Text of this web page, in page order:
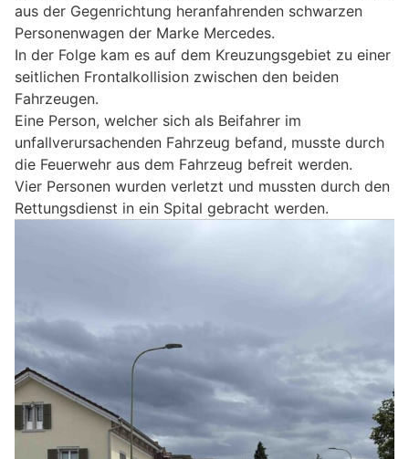
aus der Gegenrichtung heranfahrenden schwarzen
Personenwagen der Marke Mercedes.
In der Folge kam es auf dem Kreuzungsgebiet zu einer
seitlichen Frontalkollision zwischen den beiden
Fahrzeugen.
Eine Person, welcher sich als Beifahrer im
unfallverursachenden Fahrzeug befand, musste durch
die Feuerwehr aus dem Fahrzeug befreit werden.
Vier Personen wurden verletzt und mussten durch den
Rettungsdienst in ein Spital gebracht werden.